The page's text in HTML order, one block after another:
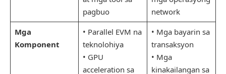
pagbuo
network
Mga
Komponent
• Parallel EVM na
teknolohiya
• GPU
acceleration sa
• Mga bayarin sa
transaksyon
• Mga
kinakailangan sa